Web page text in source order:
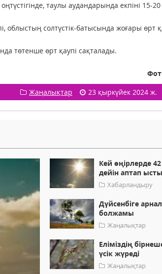
таулы аудандарында екпіні 15-
солтүстік-батысында жоғары өрт
төтенше өрт қаупі сақталады.
Жаңалықтар
23 қыркүйек 2024 ж.
Кей өңірлерде
дейін аптап
Хабарландыру
Дүйсенбіге
болжамы
Жаңалықтар
Еліміздің
үсік жүреді
Жаңалықтар